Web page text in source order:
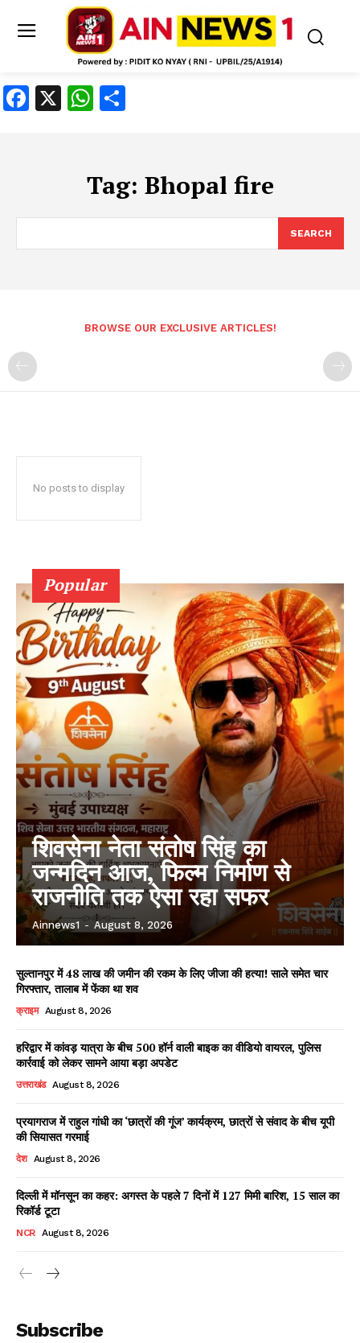
Facebook
X WhatsApp
Read Latest News on AIN
Facebook
X WhatsApp
Tag: Bhopal fire
SEARCH
BROWSE OUR EXCLUSIVE ARTICLES!
No posts to display
Popular
शिवसेना नेता संतोष सिंह का
जन्मदिन आज, फिल्म निर्माण से
राजनीति तक ऐसा रहा सफर
Ainnews1 - August 8, 2026
सुल्तानपुर में 48 लाख की जमीन की रकम के लिए जीजा की हत्या! साले समेत चार
गिरफ्तार, तालाब में फेंका था शव
क्राइम August 8, 2026
हरिद्वार में कांवड़ यात्रा के बीच 500 हॉर्न वाली बाइक का वीडियो वायरल, पुलिस
कार्रवाई को लेकर सामने आया बड़ा अपडेट
उत्तराखंड August 8, 2026
प्रयागराज में राहुल गांधी का ‘छात्रों की गूंज’ कार्यक्रम, छात्रों से संवाद के बीच यूपी
की सियासत गरमाई
देश August 8, 2026
दिल्ली में मॉनसून का कहर: अगस्त के पहले 7 दिनों में 127 मिमी बारिश, 15 साल का
रिकॉर्ड टूटा
NCR August 8, 2026
Subscribe